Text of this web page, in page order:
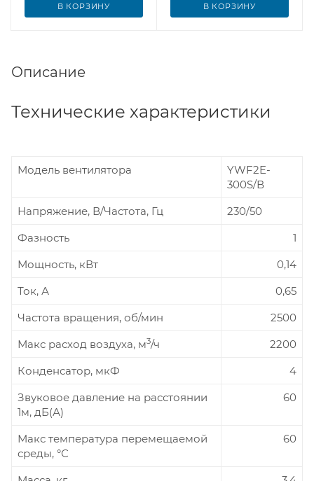
В КОРЗИНУ В КОРЗИНУ
Описание
Технические характеристики
Модель вентилятора
YWF2E-
300S/В
Напряжение, В/Частота, Гц
230/50
Фазность
1
Мощность, кВт
0,14
Ток, А
0,65
Частота вращения, об/мин
2500
Макс расход воздуха, м3/ч
2200
Конденсатор, мкФ
4
Звуковое давление на расстоянии
1м, дБ(А)
60
Макс температура перемещаемой
среды, °С
60